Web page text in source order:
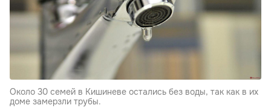
Около 30 семей в Кишиневе остались без воды, так как в их
доме замерзли трубы.